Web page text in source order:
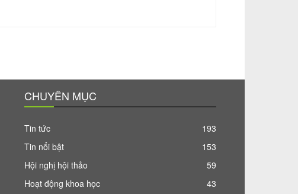
CHUYÊN MỤC
Tin tức
193
Tin nổi bật
153
Hội nghị hội thảo
59
Hoạt động khoa học
43